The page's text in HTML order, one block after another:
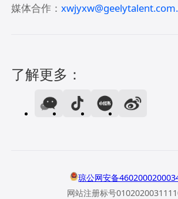
媒体合作：
了解更多：
琼公网安备
网站注册标号